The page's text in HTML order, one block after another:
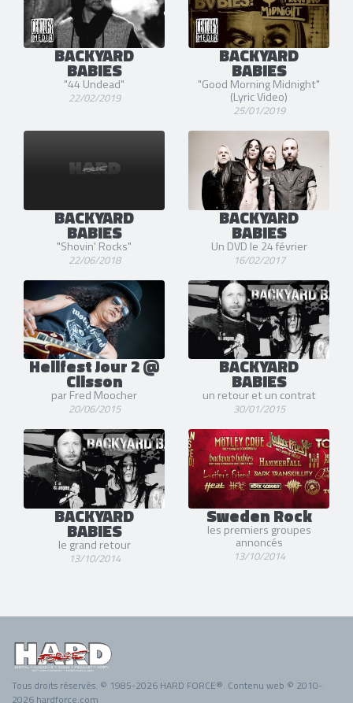
BACKYARD
BABIES
"44 Undead"
22/02/2019
BACKYARD
BABIES
"Good Morning Midnight"
(Lyric Video)
25/01/2019
BACKYARD
BABIES
"Shovin' Rocks"
22/06/2018
BACKYARD
BABIES
Un DVD le 24 février
16/02/2017
Hellfest Jour 2 @
Clisson
par Fred Moocher
20/06/2015
BACKYARD
BABIES
un retour et un contrat
30/01/2015
BACKYARD
BABIES
le grand retour
13/10/2014
Sweden Rock
les premiers groupes
annoncés
13/10/2014
Tous droits réservés. © 1985-2026 HARD FORCE®. Contenu web © 2010-
2026 hardforce.com